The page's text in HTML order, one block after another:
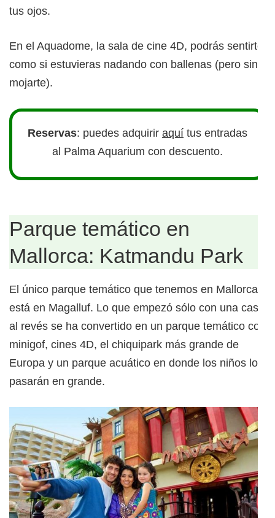
tus ojos.
En el Aquadome, la sala de cine 4D, podrás sentirte
como si estuvieras nadando con ballenas (pero sin
mojarte).
Reservas: puedes adquirir aquí tus entradas
al Palma Aquarium con descuento.
Parque temático en
Mallorca: Katmandu Park
El único parque temático que tenemos en Mallorca
está en Magalluf. Lo que empezó sólo con una casa
al revés se ha convertido en un parque temático con
minigof, cines 4D, el chiquipark más grande de
Europa y un parque acuático en donde los niños lo
pasarán en grande.